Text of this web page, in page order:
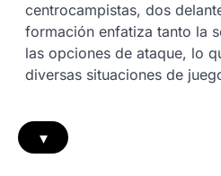
centrocampistas, dos
formación enfatiza tanto la
las opciones de ataque, lo
diversas situaciones de
▾